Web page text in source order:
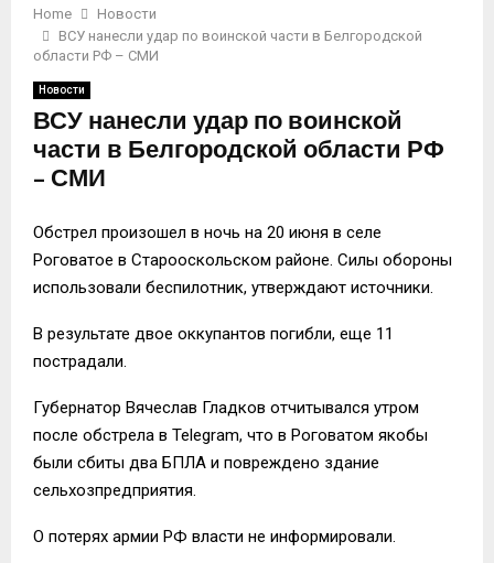
Home
Новости
ВСУ нанесли удар по воинской части в Белгородской
области РФ – СМИ
Новости
ВСУ нанесли удар по воинской
части в Белгородской области РФ
– СМИ
Обстрел произошел в ночь на 20 июня в селе
Роговатое в Старооскольском районе. Силы обороны
использовали беспилотник, утверждают источники.
В результате двое оккупантов погибли, еще 11
пострадали.
Губернатор Вячеслав Гладков отчитывался утром
после обстрела в Telegram, что в Роговатом якобы
были сбиты два БПЛА и повреждено здание
сельхозпредприятия.
О потерях армии РФ власти не информировали.